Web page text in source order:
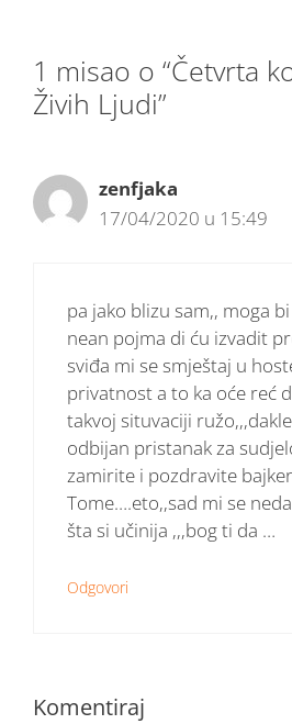
1 misao o “Četvrta
Živih Ljudi”
zenfjaka
17/04/2020 u 15:49
pa jako blizu sam,, moga
nean pojma di ću izvadit
sviđa mi se smještaj u
privatnost a to ka oće reć
takvoj situvaciji
odbijan pristanak za
zamirite i pozdravite
Tome….eto,,sad mi se
šta si učinija ,,,bog ti da …
Odgovori
Komentiraj